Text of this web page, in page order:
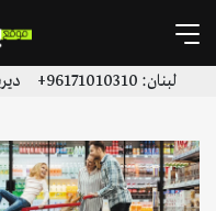
لبنان: 96171010310+ ديربورن: 13137751171+ | 13136996923+